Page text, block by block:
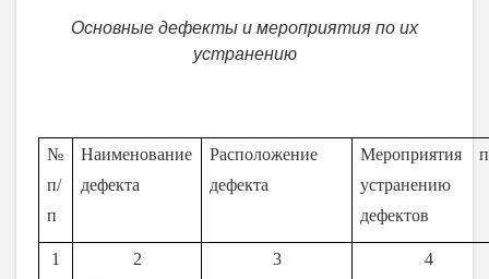
Основные дефекты и мероприятия по их
устранению
№
п/
п
Наименование
дефекта
Расположение
дефекта
Мероприятия
устранению
дефектов
1 2 3 4